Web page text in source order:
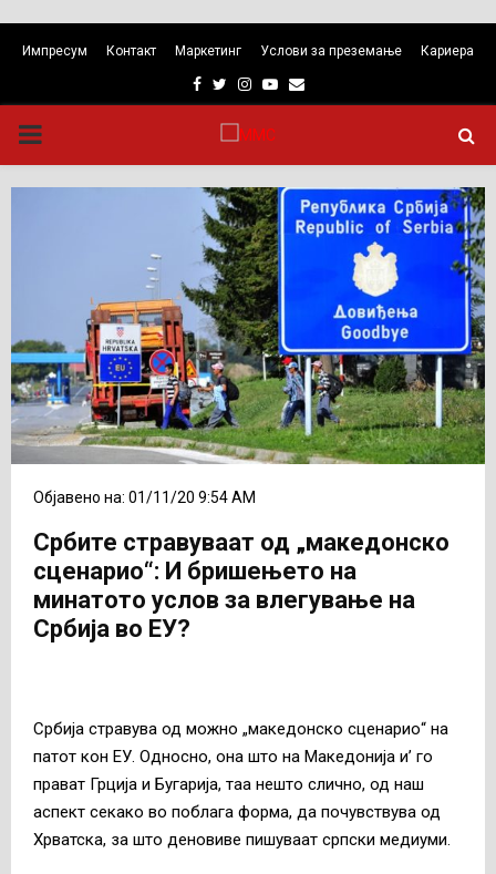
Импресум Контакт Маркетинг Услови за преземање Кариера
Facebook
TwitterInstagram
Youtube
Email
PRIMARY
MENU
Објавено на: 01/11/20 9:54 AM
Србите стравуваат од „македонско
сценарио“: И бришењето на
минатото услов за влегување на
Србија во ЕУ?
Србија стравува од можно „македонско сценарио“ на
патот кон ЕУ. Односно, она што на Македонија и’ го
прават Грција и Бугарија, таа нешто слично, од наш
аспект секако во поблага форма, да почувствува од
Хрватска, за што деновиве пишуваат српски медиуми.